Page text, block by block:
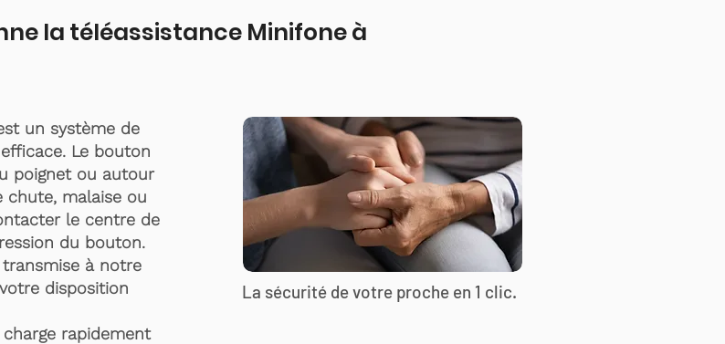
la téléassistance Minifone à
un système de
Le bouton
poignet ou autour
chute, malaise ou
le centre de
du bouton.
à notre
disposition
charge rapidement
La sécurité de votre proche en 1 clic.